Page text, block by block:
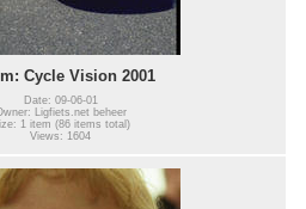
Cycle Vision 2001
Date: 09-06-01
Ligfiets.net beheer
1 item (86 items total)
Views: 1604